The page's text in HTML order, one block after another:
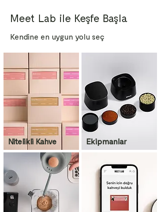
Meet Lab ile Keşfe Başla
Kendine en uygun yolu seç
Nitelikli Kahve Ekipmanlar